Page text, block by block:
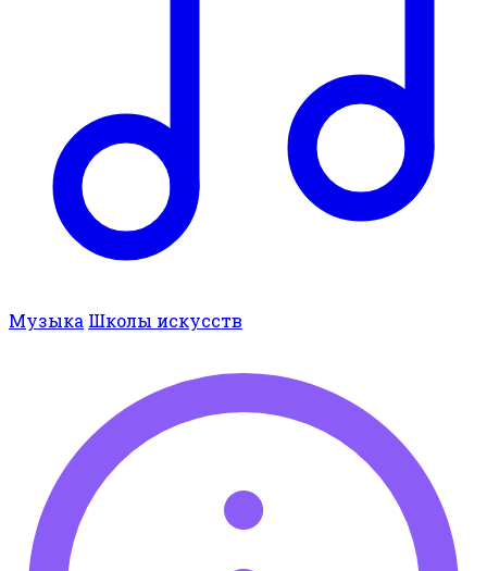
Музыка Школы искусств